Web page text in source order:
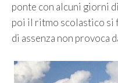
ponte con alcuni giorni
poi il ritmo scolastico si
di assenza non provoca